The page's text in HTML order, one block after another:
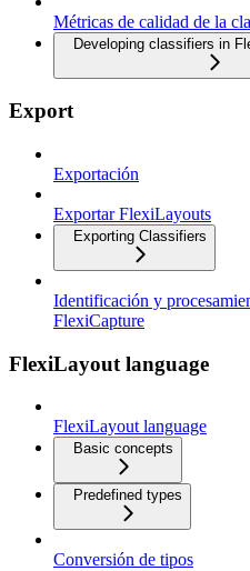
Métricas de calidad de la
Developing classifiers in
Export
Exportación
Exportar FlexiLayouts
Exporting Classifiers
Identificación y
FlexiCapture
FlexiLayout language
FlexiLayout language
Basic concepts
Predefined types
Conversión de tipos